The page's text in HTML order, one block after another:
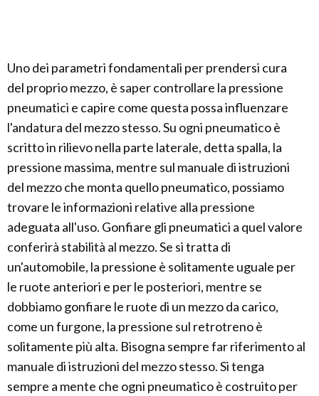
Uno dei parametri fondamentali per prendersi cura
del proprio mezzo, è saper controllare la pressione
pneumatici e capire come questa possa influenzare
l'andatura del mezzo stesso. Su ogni pneumatico è
scritto in rilievo nella parte laterale, detta spalla, la
pressione massima, mentre sul manuale di istruzioni
del mezzo che monta quello pneumatico, possiamo
trovare le informazioni relative alla pressione
adeguata all'uso. Gonfiare gli pneumatici a quel valore
conferirà stabilità al mezzo. Se si tratta di
un'automobile, la pressione è solitamente uguale per
le ruote anteriori e per le posteriori, mentre se
dobbiamo gonfiare le ruote di un mezzo da carico,
come un furgone, la pressione sul retrotreno è
solitamente più alta. Bisogna sempre far riferimento al
manuale di istruzioni del mezzo stesso. Si tenga
sempre a mente che ogni pneumatico è costruito per